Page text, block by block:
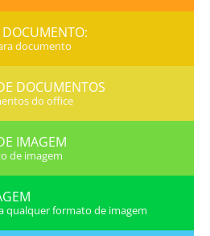
documento
DOCUMENTOS
do office
IMAGEM
de imagem
qualquer formato de imagem